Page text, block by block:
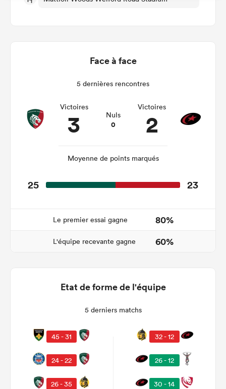
Face à face
5 dernières rencontres
Victoires
3 Nuls
0
Victoires
2
Moyenne de points marqués
25 23
Le premier essai gagne 80%
L'équipe recevante gagne 60%
Etat de forme de l'équipe
5 derniers matchs
45 - 31
24 - 22
26 - 35
32 - 12
26 - 12
30 - 14